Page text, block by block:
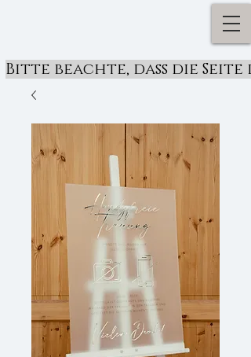
Bitte beachte, dass die